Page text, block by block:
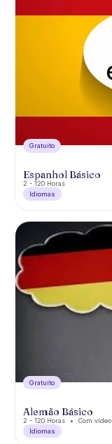
Gratuíto
Espanhol Básico
2 - 120 Horas
Idiomas
Gratuíto
Alemão Básico
2 - 120 Horas
Com vídeo
Idiomas